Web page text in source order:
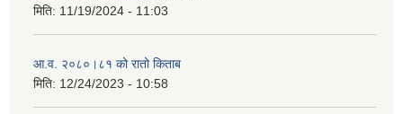
मिति: 11/19/2024 - 11:03
आ.व. २०८०।८१ को रातो किताब
मिति: 12/24/2023 - 10:58